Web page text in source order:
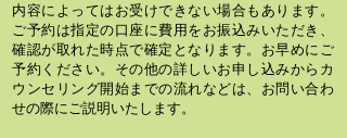
内容によってはお受けできない場合もあります。
ご予約は指定の口座に費用をお振込みいただき、
確認が取れた時点で確定となります。お早めにご
予約ください。その他の詳しいお申し込みからカ
ウンセリング開始までの流れなどは、お問い合わ
せの際にご説明いたします。